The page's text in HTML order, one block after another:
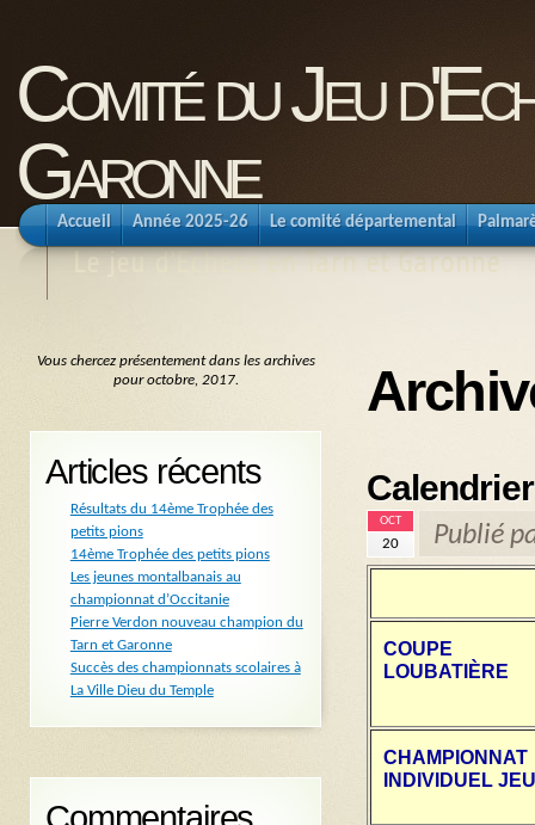
Comité du Jeu
Garonne
Le jeu d'Echecs en Tarn et Garonne
Accueil Année 2025-26 Le comité départemental
OCT
20 Publié
COUPE
LOUBATIÈRE
CHAMPIONNAT
INDIVIDUEL
Vous chercez présentement dans les archives
pour octobre, 2017.
Articles récents
Résultats du 14ème Trophée des
petits pions
14ème Trophée des petits pions
Les jeunes montalbanais au
championnat d’Occitanie
Pierre Verdon nouveau champion du
Tarn et Garonne
Succès des championnats scolaires à
La Ville Dieu du Temple